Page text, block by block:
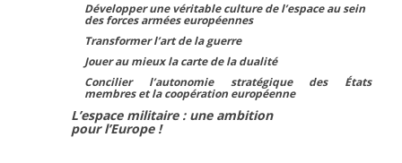
Développer une véritable culture de l’espace au sein
des forces armées européennes
Transformer l’art de la guerre
Jouer au mieux la carte de la dualité
Concilier l’autonomie stratégique des États
membres et la coopération européenne
L’espace militaire : une ambition
pour l’Europe !